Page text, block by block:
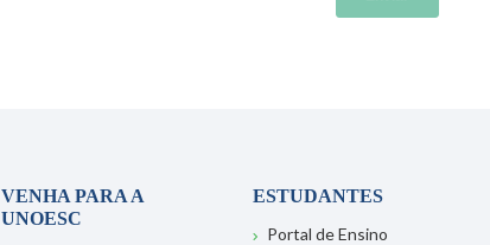
VENHA PARA A
UNOESC
ESTUDANTES
Portal de Ensino